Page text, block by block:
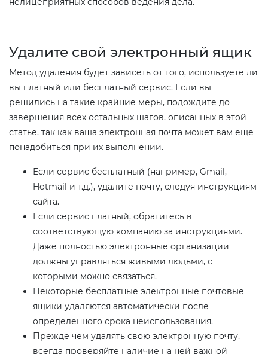
Удалите свой электронный ящик​
Метод удаления будет зависеть от того, используете ли
вы платный или бесплатный сервис. Если вы
решились на такие крайние меры, подождите до
завершения всех остальных шагов, описанных в этой
статье, так как ваша электронная почта может вам еще
понадобиться при их выполнении.
Если сервис бесплатный (например, Gmail,
Hotmail и т.д.), удалите почту, следуя инструкциям
сайта.
Если сервис платный, обратитесь в
соответствующую компанию за инструкциями.
Даже полностью электронные организации
должны управляться живыми людьми, с
которыми можно связаться.
Некоторые бесплатные электронные почтовые
ящики удаляются автоматически после
определенного срока неиспользования.
Прежде чем удалять свою электронную почту,
всегда проверяйте наличие на ней важной